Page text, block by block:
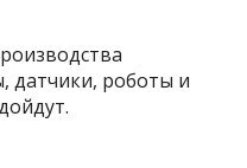
датчики, роботы и